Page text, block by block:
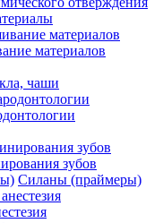
материалов
чаши
зубов
Силаны (праймеры)